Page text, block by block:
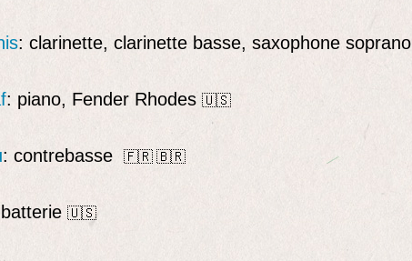
: clarinette, clarinette basse, saxophone soprano
: piano, Fender Rhodes 🇺🇸
: contrebasse 🇫🇷 🇧🇷
🇺🇸